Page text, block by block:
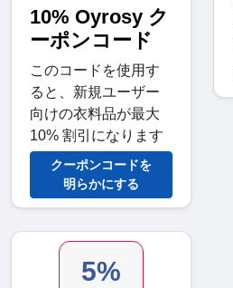
10% Oyrosy ク
ーポンコード
このコードを使用す
ると、新規ユーザー
向けの衣料品が最大
10% 割引になります
クーポンコードを
明らかにする
5%